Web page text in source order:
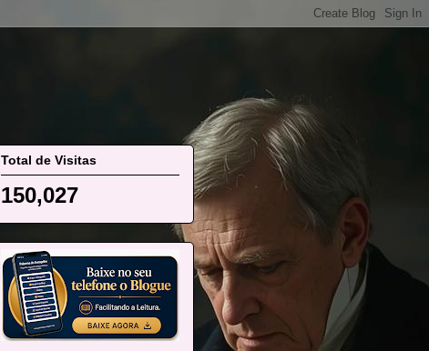
Total de Visitas
150,027